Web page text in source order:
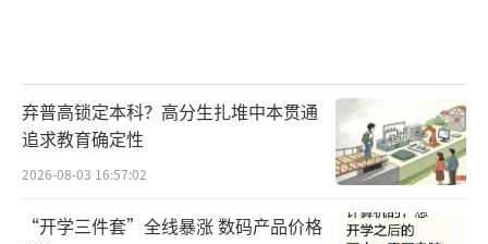
弃普高锁定本科？高分生扎堆中本贯通
追求教育确定性
2026-08-03 16:57:02
“开学三件套”全线暴涨 数码产品价格